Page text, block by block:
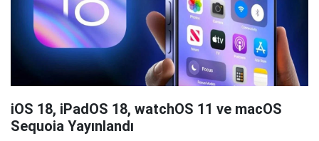
iOS 18, iPadOS 18, watchOS 11 ve macOS
Sequoia Yayınlandı